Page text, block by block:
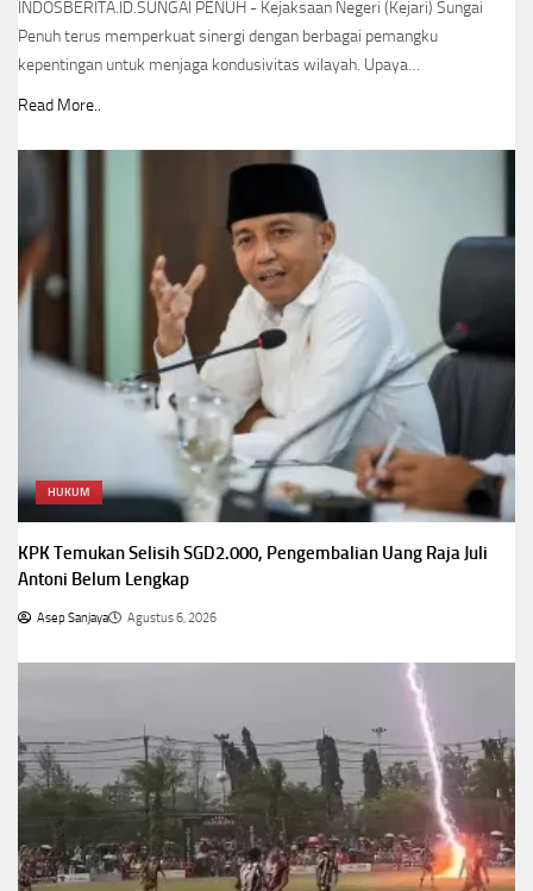
INDOSBERITA.ID.SUNGAI PENUH - Kejaksaan Negeri (Kejari) Sungai
Penuh terus memperkuat sinergi dengan berbagai pemangku
kepentingan untuk menjaga kondusivitas wilayah. Upaya…
Read More..
HUKUM
KPK Temukan Selisih SGD2.000, Pengembalian Uang Raja Juli
Antoni Belum Lengkap
Asep Sanjaya Agustus 6, 2026